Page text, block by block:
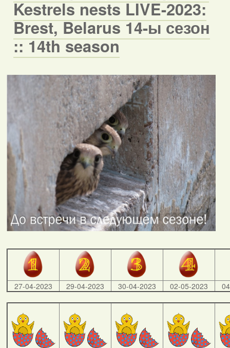
Kestrels nests LIVE-2023:
Brest, Belarus 14-ы сезон
:: 14th season
27-04-2023 29-04-2023 30-04-2023 02-05-2023